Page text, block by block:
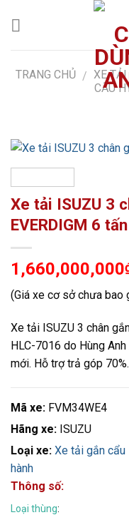
TRANG CHỦ / XE
CẨU
Xe tải ISUZU 3
EVERDIGM 6 tấn
1,660,000,000
(Giá xe cơ sở chưa bao
Xe tải ISUZU 3 chân
HLC-7016 do Hùng
mới. Hỗ trợ trả góp
Mã xe: FVM34WE4
Hãng xe: ISUZU
Loại xe: Xe tải gắn cẩu
hành
Thông số:
Loại thùng: